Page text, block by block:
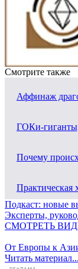
Смотрите также
Аффинаж
ГОКи-
Почему
Практическая
Подкаст: новые
Эксперты,
СМОТРЕТЬ
От Европы к
Читать материал...